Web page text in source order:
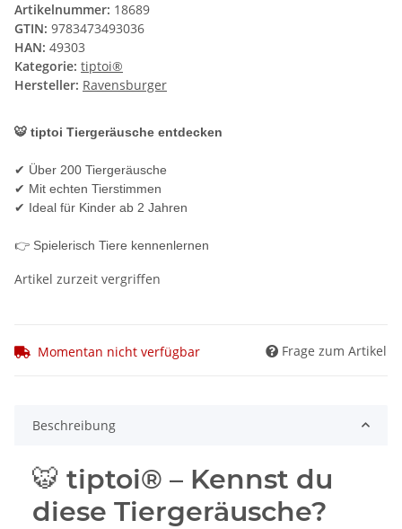
Artikelnummer: 18689
GTIN: 9783473493036
HAN: 49303
Kategorie: tiptoi®
Hersteller: Ravensburger
🐯 tiptoi Tiergeräusche entdecken
✔ Über 200 Tiergeräusche
✔ Mit echten Tierstimmen
✔ Ideal für Kinder ab 2 Jahren
👉 Spielerisch Tiere kennenlernen
Artikel zurzeit vergriffen
Momentan nicht verfügbar Frage zum Artikel
Beschreibung
🐯 tiptoi® – Kennst du
diese Tiergeräusche?